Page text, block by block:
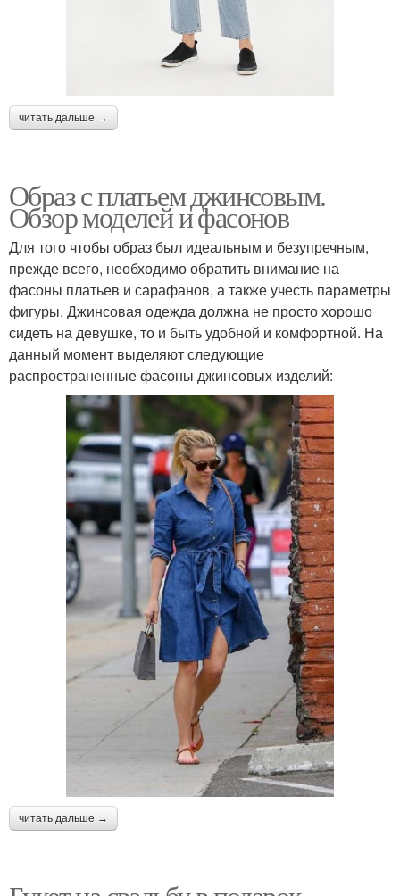
читать дальше →
Образ с платьем джинсовым.
Обзор моделей и фасонов
Для того чтобы образ был идеальным и безупречным,
прежде всего, необходимо обратить внимание на
фасоны платьев и сарафанов, а также учесть параметры
фигуры. Джинсовая одежда должна не просто хорошо
сидеть на девушке, то и быть удобной и комфортной. На
данный момент выделяют следующие
распространенные фасоны джинсовых изделий:
читать дальше →